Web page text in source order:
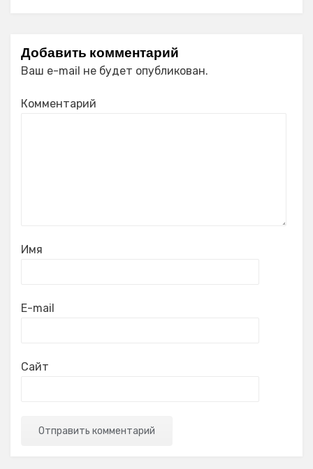
Добавить комментарий
Ваш e-mail не будет опубликован.
Комментарий
Имя
E-mail
Сайт